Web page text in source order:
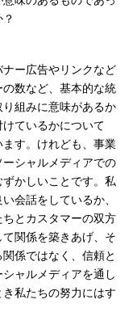
ー広告やリンクなど
数など、基本的な統
組みに意味があるか
ているかについて
す。けれども、事業
シャルメディアでの
かしいことです。私
会話をしているか、
とカスタマーの双方
関係を築きあげ、そ
係ではなく、信頼と
ャルメディアを通し
私たちの努力にはす